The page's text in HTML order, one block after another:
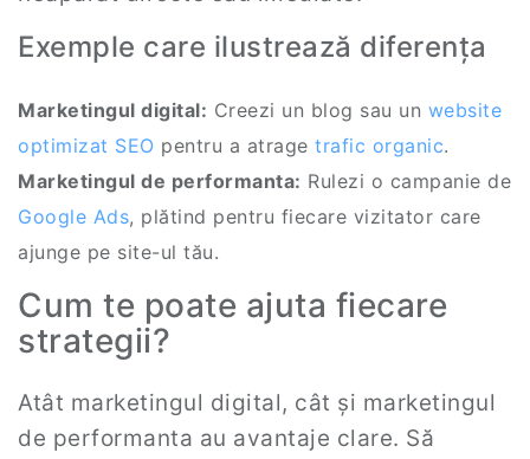
Exemple care ilustrează diferența
Marketingul digital: Creezi un blog sau un website
optimizat SEO pentru a atrage trafic organic.
Marketingul de performanta: Rulezi o campanie de
Google Ads, plătind pentru fiecare vizitator care
ajunge pe site-ul tău.
Cum te poate ajuta fiecare
strategii?
Atât marketingul digital, cât și marketingul
de performanta au avantaje clare. Să